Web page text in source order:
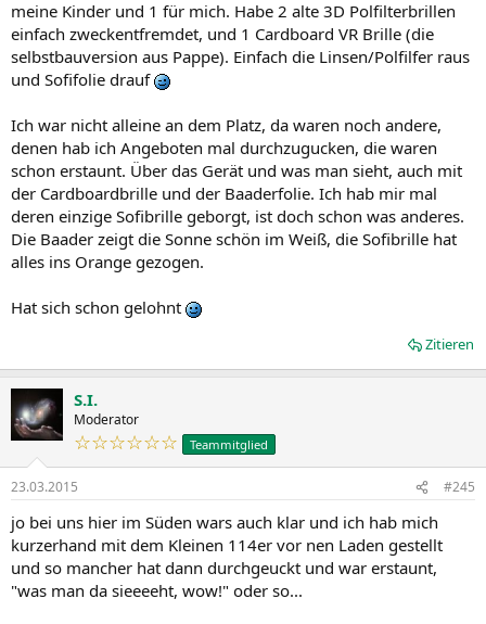
meine Kinder und 1 für mich. Habe 2 alte 3D Polfilterbrillen
einfach zweckentfremdet, und 1 Cardboard VR Brille (die
selbstbauversion aus Pappe). Einfach die Linsen/Polfilfer raus
und Sofifolie drauf
Ich war nicht alleine an dem Platz, da waren noch andere,
denen hab ich Angeboten mal durchzugucken, die waren
schon erstaunt. Über das Gerät und was man sieht, auch mit
der Cardboardbrille und der Baaderfolie. Ich hab mir mal
deren einzige Sofibrille geborgt, ist doch schon was anderes.
Die Baader zeigt die Sonne schön im Weiß, die Sofibrille hat
alles ins Orange gezogen.
Hat sich schon gelohnt
Zitieren
S.I.
Moderator
☆☆☆☆☆☆ Teammitglied
23.03.2015 #245
jo bei uns hier im Süden wars auch klar und ich hab mich
kurzerhand mit dem Kleinen 114er vor nen Laden gestellt
und so mancher hat dann durchgeuckt und war erstaunt,
"was man da sieeeeht, wow!" oder so...